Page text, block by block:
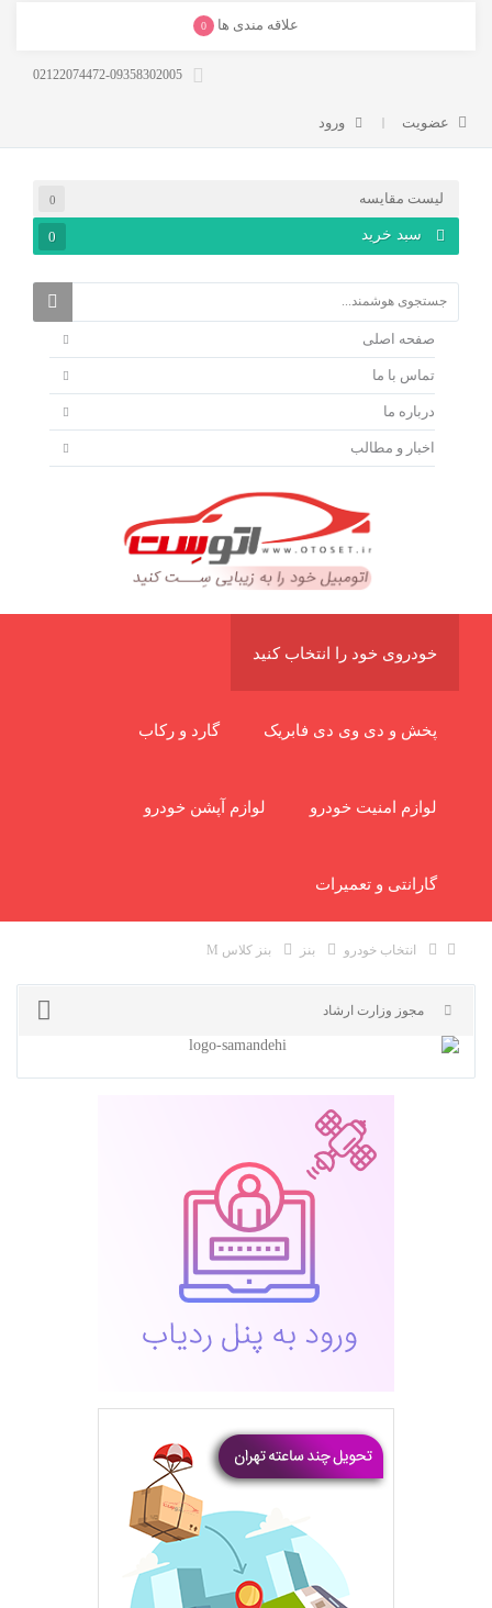
علاقه مندی ها 0
عضویت ورود
لیست مقایسه 0
سبد خرید 0
صفحه اصلی
تماس با ما
درباره ما
اخبار و مطالب
خودروی خود را انتخاب کنید
پخش و دی وی دی فابریک گارد و رکاب
لوازم امنیت خودرو لوازم آپشن خودرو
گارانتی و تعمیرات
انتخاب خودرو بنز بنز کلاس M
مجوز وزارت ارشاد